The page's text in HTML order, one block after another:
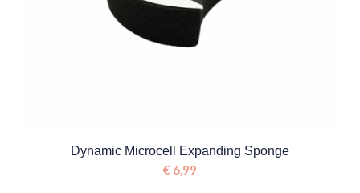
Dynamic Microcell Expanding Sponge
€ 6,99